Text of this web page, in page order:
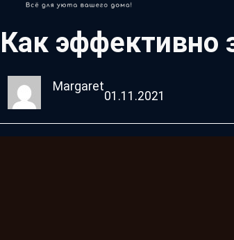
Как эффективно
Margaret
01.11.2021